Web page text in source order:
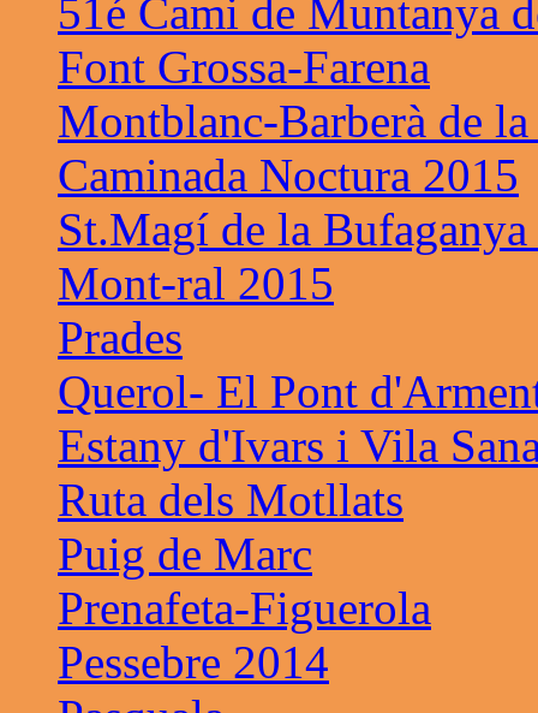
51é Cami de Muntanya
Font Grossa-Farena
Montblanc-Barberà de la
Caminada Noctura 2015
St.Magí de la
Mont-ral 2015
Prades
Querol- El Pont
Estany d'Ivars i Vila
Ruta dels Motllats
Puig de Marc
Prenafeta-Figuerola
Pessebre 2014